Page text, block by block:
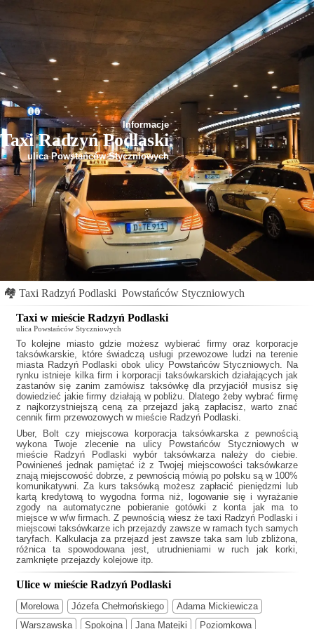
Informacje
Taxi Radzyń Podlaski
ulica Powstańców Styczniowych
🏘 Taxi Radzyń Podlaski Powstańców Styczniowych
Taxi w mieście Radzyń Podlaski
ulica Powstańców Styczniowych
To kolejne miasto gdzie możesz wybierać firmy oraz korporacje
taksówkarskie, które świadczą usługi przewozowe ludzi na terenie
miasta Radzyń Podlaski obok ulicy Powstańców Styczniowych. Na
rynku istnieje kilka firm i korporacji taksówkarskich działających jak
zastanów się zanim zamówisz taksówkę dla przyjaciół musisz się
dowiedzieć jakie firmy działają w pobliżu. Dlatego żeby wybrać firmę
z najkorzystniejszą ceną za przejazd jaką zapłacisz, warto znać
cennik firm przewozowych w mieście Radzyń Podlaski.
Uber, Bolt czy miejscowa korporacja taksówkarska z pewnością
wykona Twoje zlecenie na ulicy Powstańców Styczniowych w
mieście Radzyń Podlaski wybór taksówkarza należy do ciebie.
Powinieneś jednak pamiętać iż z Twojej miejscowości taksówkarze
znają miejscowość dobrze, z pewnością mówią po polsku są w 100%
komunikatywni. Za kurs taksówką możesz zapłacić pieniędzmi lub
kartą kredytową to wygodna forma niż, logowanie się i wyrażanie
zgody na automatyczne pobieranie gotówki z konta jak ma to
miejsce w w/w firmach. Z pewnością wiesz że taxi Radzyń Podlaski i
miejscowi taksówkarze ich przejazdy zawsze w ramach tych samych
taryfach. Kalkulacja za przejazd jest zawsze taka sam lub zbliżona,
różnica ta spowodowana jest, utrudnieniami w ruch jak korki,
zamknięte przejazdy kolejowe itp.
Ulice w mieście Radzyń Podlaski
Morelowa Józefa Chełmońskiego
Adama Mickiewicza
Warszawska
Spokojna Jana Matejki Poziomkowa